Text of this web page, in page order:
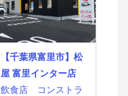
【千葉県富里市】松
屋 富里インター店
飲食店
コンストラ